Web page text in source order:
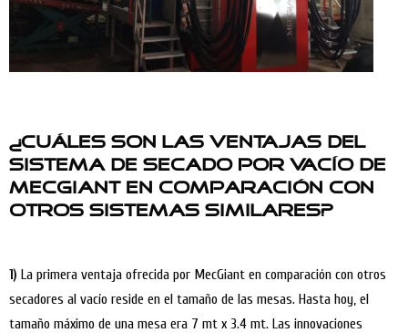
¿Cuáles son las ventajas del
sistema de secado por vacío de
MecGiant en comparación con
otros sistemas similares?
1) La primera ventaja ofrecida por MecGiant en comparación con otros
secadores al vacío reside en el tamaño de las mesas. Hasta hoy, el
tamaño máximo de una mesa era 7 mt x 3.4 mt. Las innovaciones